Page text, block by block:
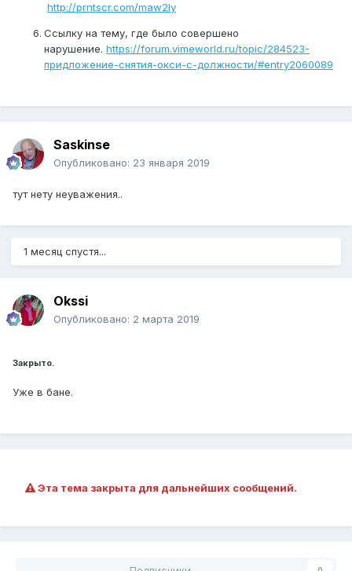
http://prntscr.com/maw2ly
Ссылку на тему, где было совершено
нарушение. https://forum.vimeworld.ru/topic/284523-
придложение-снятия-окси-с-должности/#entry2060089
Saskinse
Опубликовано: 23 января 2019
тут нету неуважения..
1 месяц спустя...
Okssi
Опубликовано: 2 марта 2019
Закрыто.
Уже в бане.
Эта тема закрыта для дальнейших сообщений.